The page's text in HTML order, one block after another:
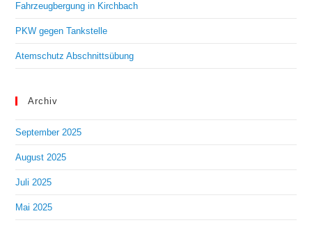
Fahrzeugbergung in Kirchbach
PKW gegen Tankstelle
Atemschutz Abschnittsübung
Archiv
September 2025
August 2025
Juli 2025
Mai 2025